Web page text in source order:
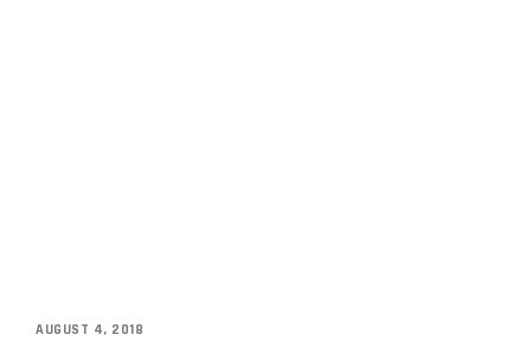
AUGUST 4, 2018